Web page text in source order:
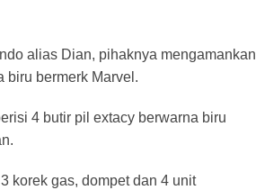
alias Dian, pihaknya mengamankan
biru bermerk Marvel.
4 butir pil extacy berwarna biru
korek gas, dompet dan 4 unit